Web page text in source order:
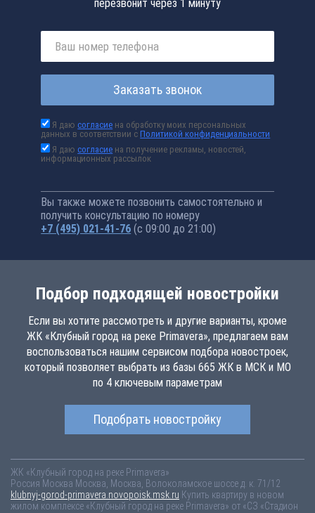
перезвонит через 1 минуту
Заказать звонок
Я даюсогласие на обработку моих персональных
данных в соответствии сПолитикой конфиденциальности
Я даюсогласие на получение рекламы, новостей,
информационных рассылок
Вы также можете позвонить самостоятельно и
получить консультацию по номеру
+7 (495) 021-41-76 (с 09:00 до 21:00)
Подбор подходящей новостройки
Если вы хотите рассмотреть и другие варианты, кроме
ЖК «Клубный город на реке Primavera», предлагаем вам
воспользоваться нашим сервисом подбора новостроек,
который позволяет выбрать из базы 665 ЖК в МСК и МО
по 4 ключевым параметрам
Подобрать новостройку
ЖК «Клубный город на реке Primavera»
Россия Москва Москва, Москва, Волоколамское шоссе д. к. 71/12
klubnyj-gorod-primavera.novopoisk.msk.ru Купить квартиру в новом
жилом комплексе «Клубный город на реке Primavera» от «СЗ «Стадион